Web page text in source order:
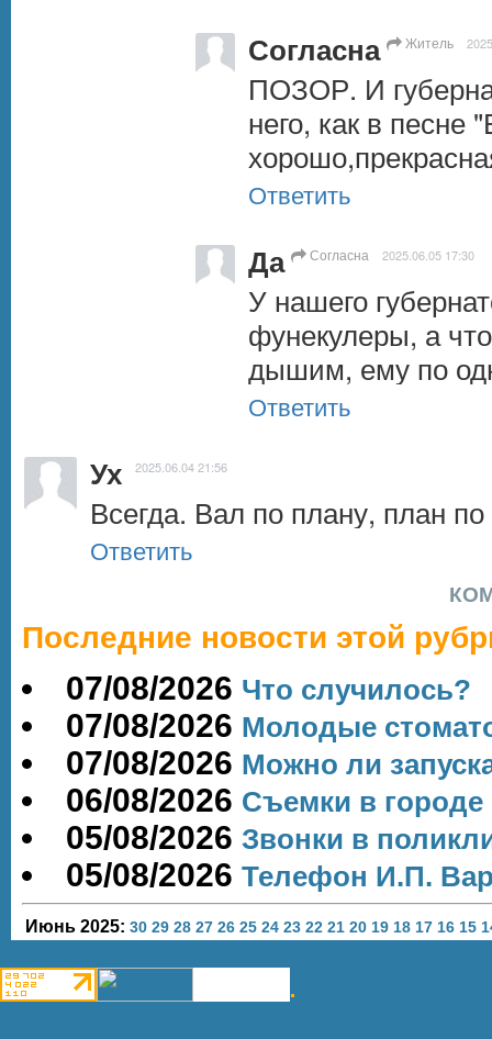
Согласна Житель
ПОЗОР. И
него, как в песне
Ответить
Да Согласна 2025.06.05 17:30
У нашего
фунекулеры, а
дышим, ему по
Ответить
Ух 2025.06.04 21:56
Всегда. Вал по плану, план
Ответить
Последние новости этой
07/08/2026 Что случилось?
07/08/2026 Молодые
07/08/2026 Можно ли
06/08/2026 Съемки в городе
05/08/2026 Звонки в
05/08/2026 Телефон И.П.
Июнь 2025: 30 29 28 27 26 25 24 23 22 21 20 19 18 17 16 15